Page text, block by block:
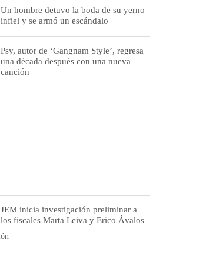
Un hombre detuvo la boda de su yerno
infiel y se armó un escándalo
Psy, autor de ‘Gangnam Style’, regresa
una década después con una nueva
canción
JEM inicia investigación preliminar a
los fiscales Marta Leiva y Erico Ávalos